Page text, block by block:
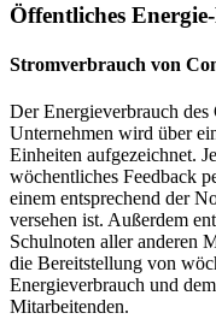
Öffentliches
Stromverbrauch von
Der Energieverbrauch
Unternehmen wird über
Einheiten aufgezeichnet.
wöchentliches Feedback
einem entsprechend der
versehen ist. Außerdem
Schulnoten aller anderen
die Bereitstellung von
Energieverbrauch und
Mitarbeitenden.